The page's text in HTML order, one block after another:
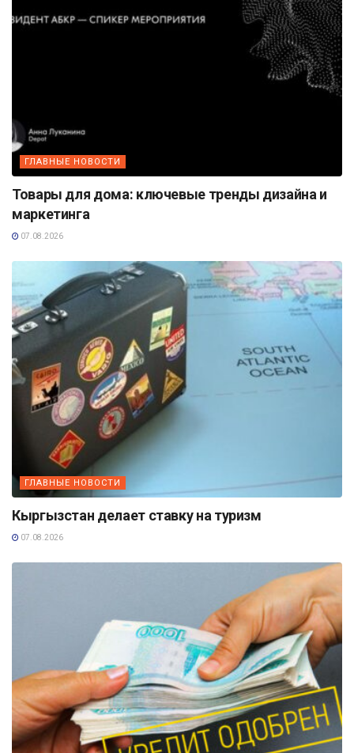
ГЛАВНЫЕ НОВОСТИ
Товары для дома: ключевые тренды дизайна и
маркетинга
07.08.2026
ГЛАВНЫЕ НОВОСТИ
Кыргызстан делает ставку на туризм
07.08.2026